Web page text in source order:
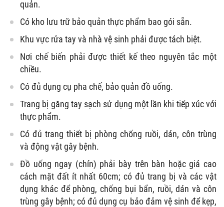
quản.
Có kho lưu trữ bảo quản thực phẩm bao gói sẵn.
Khu vực rửa tay và nhà vệ sinh phải được tách biệt.
Nơi chế biến phải được thiết kế theo nguyên tắc một
chiều.
Có đủ dụng cụ pha chế, bảo quản đồ uống.
Trang bị găng tay sạch sử dụng một lần khi tiếp xúc với
thực phẩm.
Có đủ trang thiết bị phòng chống ruồi, dán, côn trùng
và động vật gây bệnh.
Đồ uống ngay (chín) phải bày trên bàn hoặc giá cao
cách mặt đất ít nhất 60cm; có đủ trang bị và các vật
dụng khác để phòng, chống bụi bẩn, ruồi, dán và côn
trùng gây bệnh; có đủ dụng cụ bảo đảm vệ sinh để kẹp,